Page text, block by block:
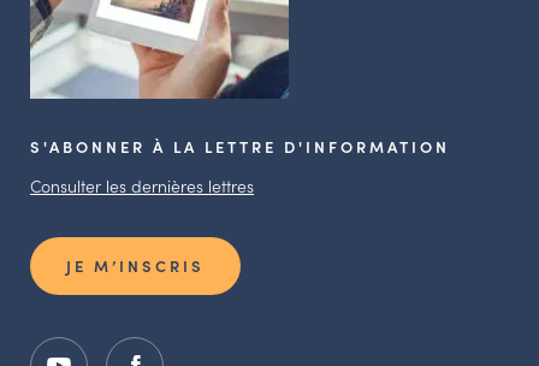
S'ABONNER À LA LETTRE D'INFORMATION
Consulter les dernières lettres
JE M’INSCRIS